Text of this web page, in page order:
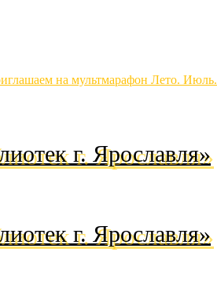
на мультмарафон Лето. Июль.
г. Ярославля»
г. Ярославля»